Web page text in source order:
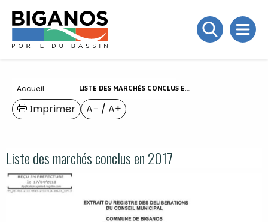
Accueil LISTE DES MARCHÉS CONCLUS EN 2017
A− / A+
Imprimer
Liste des marchés conclus en 2017